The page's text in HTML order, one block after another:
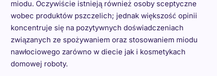
miodu. Oczywiście istnieją również osoby sceptyczne
wobec produktów pszczelich; jednak większość opinii
koncentruje się na pozytywnych doświadczeniach
związanych ze spożywaniem oraz stosowaniem miodu
nawłociowego zarówno w diecie jak i kosmetykach
domowej roboty.